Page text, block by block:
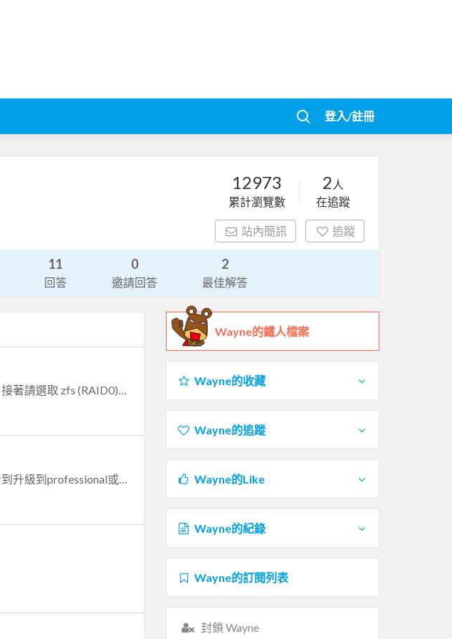
登入/註冊
12973
累計瀏覽數
2 人
在追蹤
站內簡訊 追蹤
11
回答
0
邀請回答
2
最佳解答
大大您好，我想請問一下關於安裝 Proxmox VE 作業系統檔案系統類型，接著請選取 zfs (RAID0)這邊的RAID0與伺服器本機RAID卡上切的RAI...
我看了一下OPEN-AUDIT的網站上提到免費版只支援了20個devices沒看到升級到professional或Enterprise的價格, 有人知道大概多少...
Wayne的鐵人檔案
Wayne的收藏
Wayne的追蹤
Wayne的Like
Wayne的紀錄
Wayne的訂閱列表
封鎖 Wayne